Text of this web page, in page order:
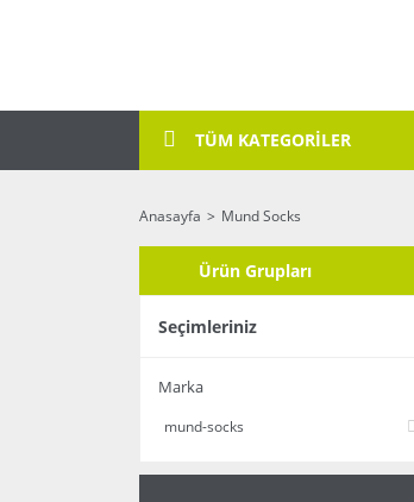
TÜM KATEGORİLER
Anasayfa Mund Socks
Ürün Grupları
Seçimleriniz
Marka
mund-socks